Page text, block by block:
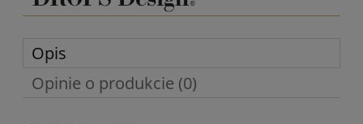
Opis
Opinie o produkcie (0)